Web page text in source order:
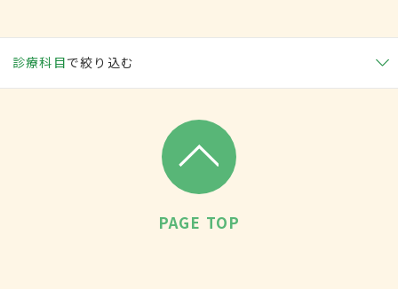
診療科目で絞り込む
PAGE TOP